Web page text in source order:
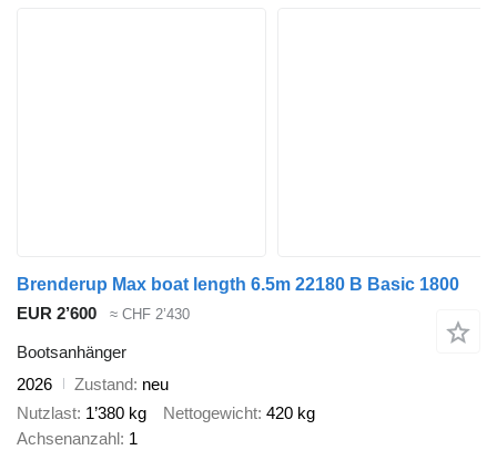
Brenderup Max boat length 6.5m 22180 B Basic 1800
EUR 2’600
≈ CHF 2’430
Bootsanhänger
2026
Zustand neu
Nutzlast 1’380 kg Nettogewicht 420 kg
Achsenanzahl 1